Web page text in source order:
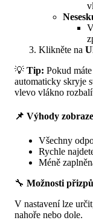
Klikněte na
💡 Tip: Pokud
automaticky skryje
vlevo vlákno
📌 Výhody
Všechny
Rychle
Méně
🔧 Možnosti
V nastavení lze
nahoře nebo dole.